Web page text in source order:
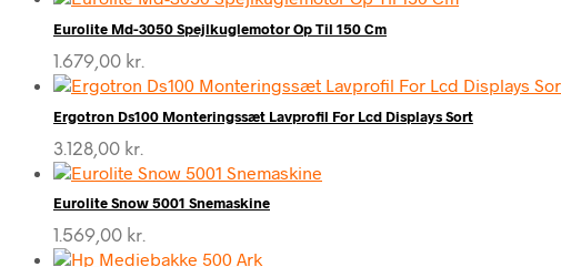
Eurolite Md-3050 Spejlkuglemotor Op Til 150 Cm
1.679,00 kr.
Ergotron Ds100 Monteringssæt Lavprofil For Lcd Displays Sort
3.128,00 kr.
Eurolite Snow 5001 Snemaskine
1.569,00 kr.